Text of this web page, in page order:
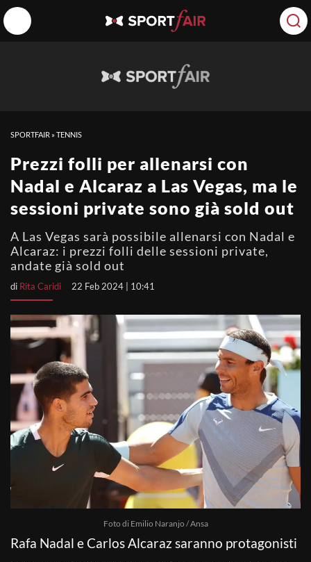
SPORTFAIR »TENNIS
Prezzi folli per allenarsi con
Nadal e Alcaraz a Las Vegas, ma le
sessioni private sono già sold out
A Las Vegas sarà possibile allenarsi con Nadal e
Alcaraz: i prezzi folli delle sessioni private,
andate già sold out
di Rita Caridi 22 Feb 2024 | 10:41
Foto di Emilio Naranjo / Ansa
Rafa Nadal e Carlos Alcaraz saranno protagonisti